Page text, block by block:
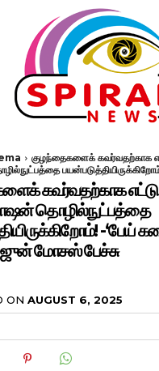
குழந்தைகளைக் கவர்வதற்காக
கவர்வதற்காக எட்டு
தொழில்நுட்பத்தை
-‘பேய்
மோசஸ் பேச்சு
ON AUGUST 6, 2025